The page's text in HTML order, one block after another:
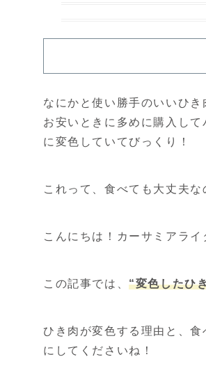
なにかと使い勝手のいいひき
お安いときに多めに購入し
に変色していてびっくり！
これって、食べても大丈夫
こんにちは！カーサミアライ
この記事では、“変色したひ
ひき肉が変色する理由と、
にしてくださいね！